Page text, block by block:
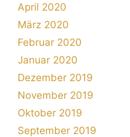
April 2020
März 2020
Februar 2020
Januar 2020
Dezember 2019
November 2019
Oktober 2019
September 2019